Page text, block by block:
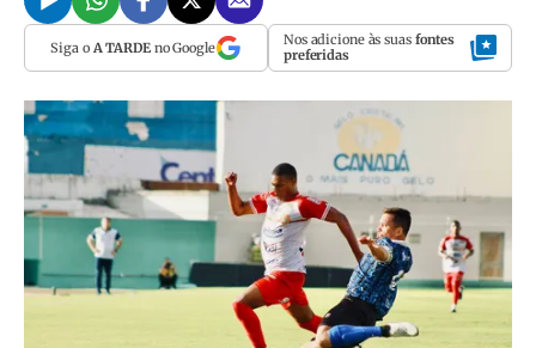
Siga o A TARDEno Google Nos adicione às suas fontes
preferidas